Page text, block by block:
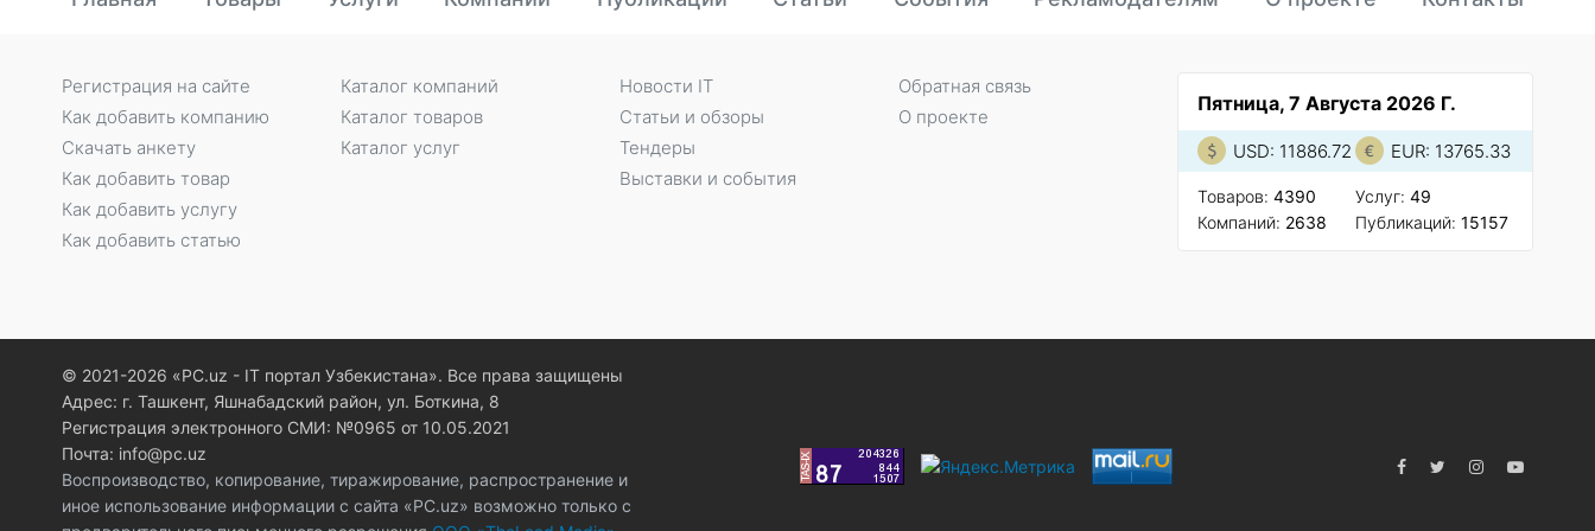
Пятница, 7 Августа 2026 Г.
USD: 11886.72 EUR: 13765.33
Товаров: 4390
Компаний: 2638
Услуг: 49
Публикаций: 15157
Регистрация на сайте
Как добавить компанию
Скачать анкету
Как добавить товар
Как добавить услугу
Как добавить статью
Каталог компаний
Каталог товаров
Каталог услуг
Новости IT
Статьи и обзоры
Тендеры
Выставки и события
Обратная связь
О проекте
© 2021-2026 «PC.uz - IT портал Узбекистана». Все права защищены
Адрес: г. Ташкент, Яшнабадский район, ул. Боткина, 8
Регистрация электронного СМИ: №0965 от 10.05.2021
Почта: info@pc.uz
Воспроизводство, копирование, тиражирование, распространение и
иное использование информации с сайта «PC.uz» возможно только с